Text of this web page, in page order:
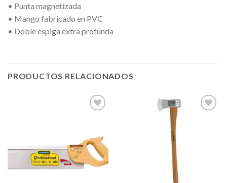
• Punta magnetizada
• Mango fabricado en PVC
• Doble espiga extra profunda
PRODUCTOS RELACIONADOS
Añadir
a la
lista de
deseos